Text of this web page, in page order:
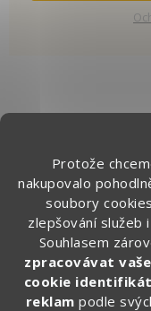
Protože
nakupovalo
soubory
zlepšování služeb i
Souhlasem
zpracovávat
cookie
reklam podle
info@zapakuj.cz
+420 734 266 587
Zapakuj CZ/SK
zapakuj_czsk
@zapakuj_cz